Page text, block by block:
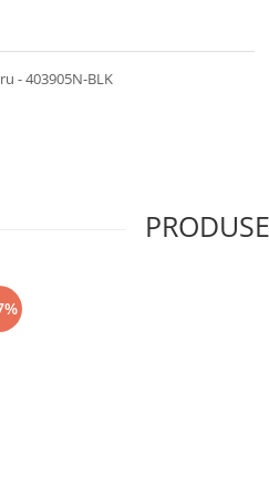
- 403905N-BLK